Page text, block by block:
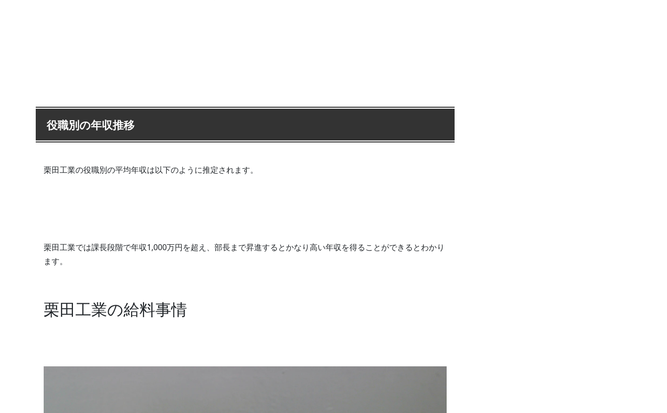
役職別の年収推移
栗田工業の役職別の平均年収は以下のように推定されます。
栗田工業では課長段階で年収1,000万円を超え、部長まで昇進するとかなり高い年収を得ることができるとわかり
ます。
栗田工業の給料事情